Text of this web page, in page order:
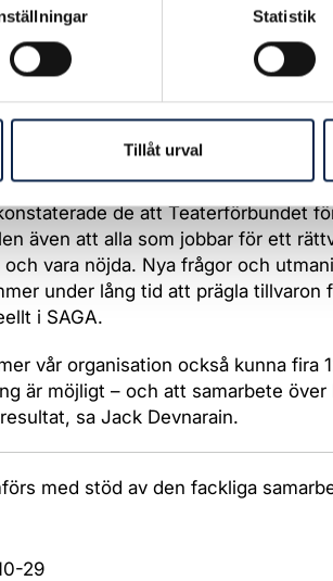
Statistik
Tillåt urval
Numera kan vi lyfta fram frågor
sociala rättigheter och ersättningar,
vinna. Vi ska skapa en facklig kultur
de att Teaterförbundet
även att alla som jobbar för ett
vara nöjda. Nya frågor och
under lång tid att prägla tillvaron
i SAGA.
vår organisation också kunna fira
är möjligt – och att samarbete över
sa Jack Devnarain.
med stöd av den fackliga
29